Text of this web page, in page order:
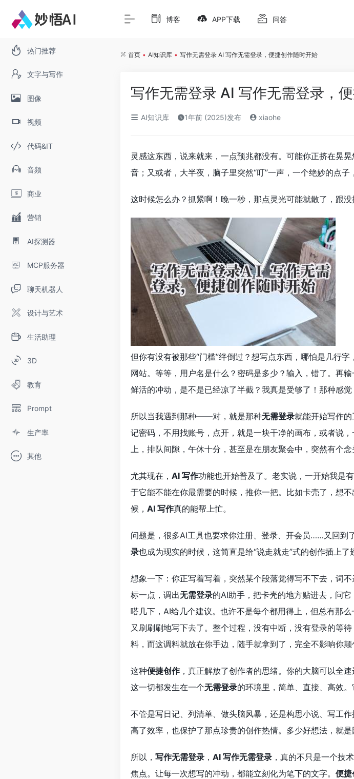
热门推荐
文字与写作
图像
视频
代码&IT
音频
商业
营销
AI探测器
MCP服务器
聊天机器人
设计与艺术
生活助理
3D
教育
Prompt
生产率
其他
博客 APP下载 问答
首页 • AI知识库 • 写作无需登录 AI 写作无需登录，便捷创作随时开始
写作无需登录 AI 写作无需登录，
AI知识库 1年前 (2025)发布 xiaohe
灵感这东西，说来就来，一点预兆都没有。可能你正挤在晃
音；又或者，大半夜，脑子里突然“叮”一声，一个绝妙的点
这时候怎么办？抓紧啊！晚一秒，那点灵光可能就散了，跟没
但你有没有被那些“门槛”绊倒过？想写点东西，哪怕是几行
网站。等等，用户名是什么？密码是多少？输入，错了。再
鲜活的冲动，是不是已经凉了半截？我真是受够了！那种感
所以当我遇到那种——对，就是那种无需登录就能开始写作
记密码，不用找账号，点开，就是一块干净的画布，或者说
上，排队间隙，午休十分，甚至是在朋友聚会中，突然有个念
尤其现在， AI 写作功能也开始普及了。老实说，一开始我是
于它能不能在你最需要的时候，推你一把。比如卡壳了，想
候， AI 写作真的能帮上忙。
问题是，很多AI工具也要求你注册、登录、开会员……又回到
录也成为现实的时候，这简直是给“说走就走”式的创作插上
想象一下：你正写着写着，突然某个段落觉得写不下去，词
标一点，调出无需登录的AI助手，把卡壳的地方贴进去，问
嗒几下，AI给几个建议。也许不是每个都用得上，但总有那
又刷刷刷地写下去了。整个过程，没有中断，没有登录的等
料，而这调料就放在你手边，随手就拿到了，完全不影响你颠
这种便捷创作，真正解放了创作者的思绪。你的大脑可以全
这一切都发生在一个无需登录的环境里，简单、直接、高效
不管是写日记、列清单、做头脑风暴，还是构思小说、写工
高了效率，也保护了那点珍贵的创作热情。多少好想法，就是
所以， 写作无需登录 ， AI 写作无需登录 ，真的不只是一个技
焦点。让每一次想写的冲动，都能立刻化为笔下的文字。 便捷